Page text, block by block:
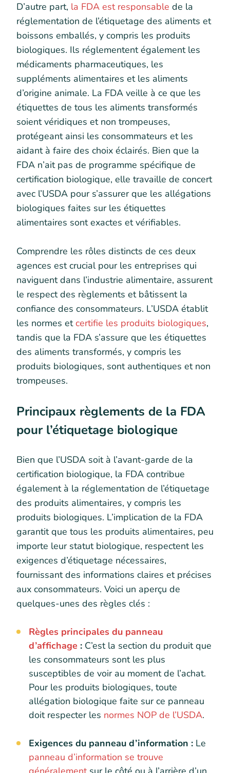
D’autre part, la FDA est responsable de la
réglementation de l’étiquetage des aliments et
boissons emballés, y compris les produits
biologiques. Ils réglementent également les
médicaments pharmaceutiques, les
suppléments alimentaires et les aliments
d’origine animale. La FDA veille à ce que les
étiquettes de tous les aliments transformés
soient véridiques et non trompeuses,
protégeant ainsi les consommateurs et les
aidant à faire des choix éclairés. Bien que la
FDA n’ait pas de programme spécifique de
certification biologique, elle travaille de concert
avec l’USDA pour s’assurer que les allégations
biologiques faites sur les étiquettes
alimentaires sont exactes et vérifiables.
Comprendre les rôles distincts de ces deux
agences est crucial pour les entreprises qui
naviguent dans l’industrie alimentaire, assurent
le respect des règlements et bâtissent la
confiance des consommateurs. L’USDA établit
les normes etcertifie les produits biologiques,
tandis que la FDA s’assure que les étiquettes
des aliments transformés, y compris les
produits biologiques, sont authentiques et non
trompeuses.
Principaux règlements de la FDA
pour l’étiquetage biologique
Bien que l’USDA soit à l’avant-garde de la
certification biologique, la FDA contribue
également à la réglementation de l’étiquetage
des produits alimentaires, y compris les
produits biologiques. L’implication de la FDA
garantit que tous les produits alimentaires, peu
importe leur statut biologique, respectent les
exigences d’étiquetage nécessaires,
fournissant des informations claires et précises
aux consommateurs. Voici un aperçu de
quelques-unes des règles clés :
Règles principales du panneau
d’affichage : C’est la section du produit que
les consommateurs sont les plus
susceptibles de voir au moment de l’achat.
Pour les produits biologiques, toute
allégation biologique faite sur ce panneau
doit respecter les normes NOP de l’USDA.
Exigences du panneau d’information : Le
panneau d’information se trouve